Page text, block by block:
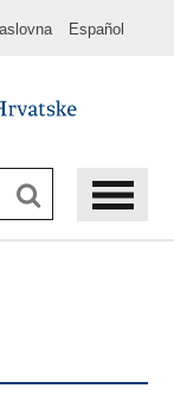
Español